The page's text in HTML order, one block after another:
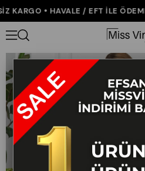
KARGO • HAVALE / EFT İLE
Anasayfa YENİ GELENLER Baskılı